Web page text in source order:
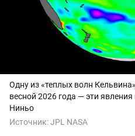
Одну из «теплых волн
весной 2026 года — эти
Ниньо
Источник:JPL NASA